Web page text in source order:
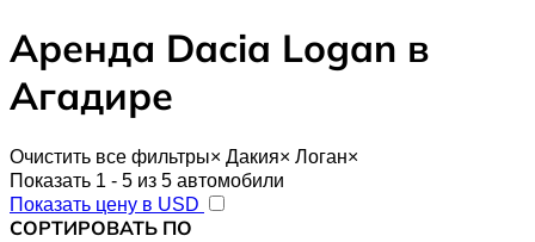
Аренда Dacia Logan в
Агадире
Очистить все фильтры× Дакия× Логан×
Показать 1 - 5 из 5 автомобили
Показать цену в USD
СОРТИРОВАТЬ ПО